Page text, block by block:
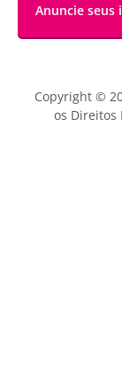
Anuncie seus
Copyright ©
os Direitos